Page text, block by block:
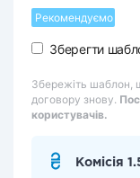
Рекомендуємо
Зберегти
Збережіть шаблон,
договору знову.
користувачів.
Комісія